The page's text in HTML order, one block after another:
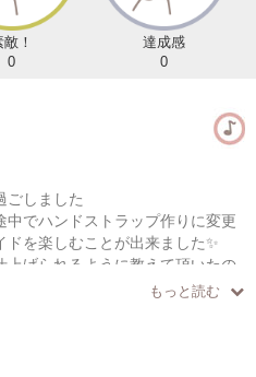
敵！
0
達成感
0
ごしました
でハンドストラップ作りに変更
を楽しむことが出来ました✨
げられるように教えて頂いたの
もっと読む